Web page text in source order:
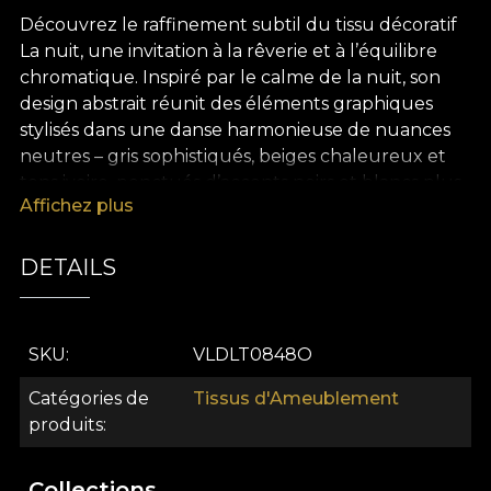
Découvrez le raffinement subtil du tissu décoratif
La nuit, une invitation à la rêverie et à l’équilibre
chromatique. Inspiré par le calme de la nuit, son
design abstrait réunit des éléments graphiques
stylisés dans une danse harmonieuse de nuances
neutres – gris sophistiqués, beiges chaleureux et
tons ivoire, ponctués d’accents noirs et blancs plus
dramatiques. Ce tissu décoratif premium apporte
intérieur, et s’impose comme un choix idéal pour
parfaitement adapté aussi bien à la décoration
résidentielle qu’à l’aménagement de lieux
Affichez plus
DETAILS
SKU VLDLT0848O
Catégories de
produits
Tissus d'Ameublement